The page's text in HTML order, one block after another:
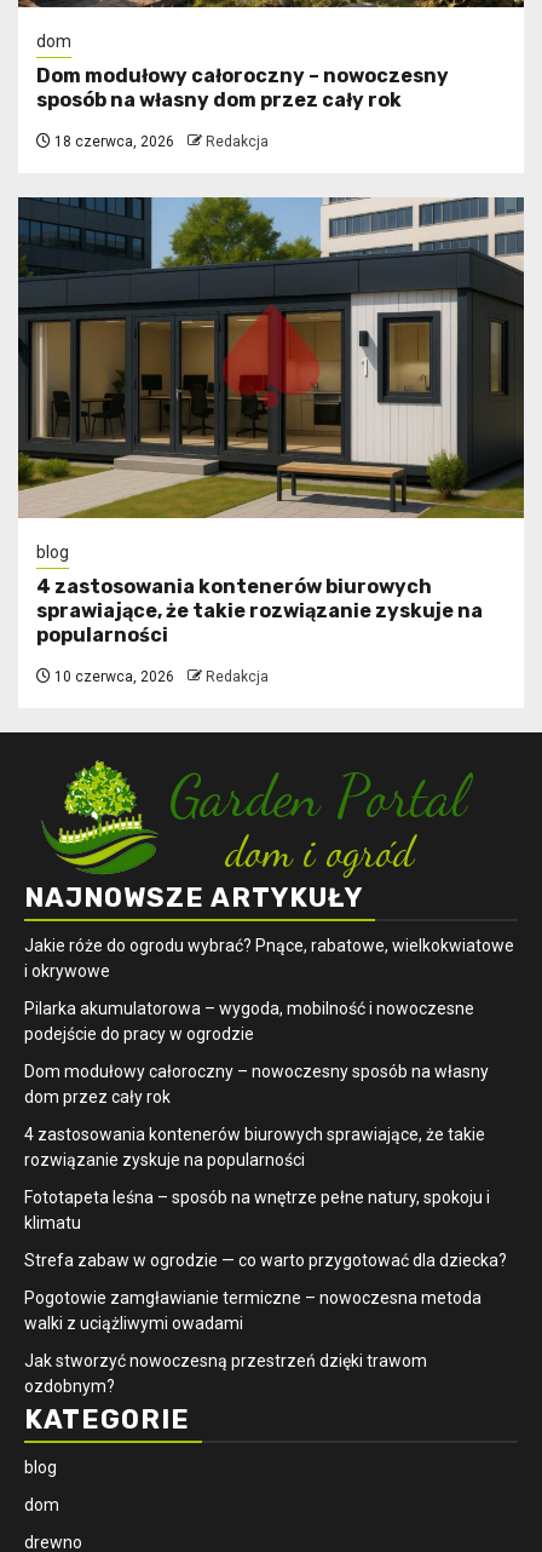
dom
Dom modułowy całoroczny – nowoczesny
sposób na własny dom przez cały rok
18 czerwca, 2026 Redakcja
blog
4 zastosowania kontenerów biurowych
sprawiające, że takie rozwiązanie zyskuje na
popularności
10 czerwca, 2026 Redakcja
NAJNOWSZE ARTYKUŁY
Jakie róże do ogrodu wybrać? Pnące, rabatowe, wielkokwiatowe
i okrywowe
Pilarka akumulatorowa – wygoda, mobilność i nowoczesne
podejście do pracy w ogrodzie
Dom modułowy całoroczny – nowoczesny sposób na własny
dom przez cały rok
4 zastosowania kontenerów biurowych sprawiające, że takie
rozwiązanie zyskuje na popularności
​Fototapeta leśna – sposób na wnętrze pełne natury, spokoju i
klimatu
Strefa zabaw w ogrodzie — co warto przygotować dla dziecka?
Pogotowie zamgławianie termiczne – nowoczesna metoda
walki z uciążliwymi owadami
Jak stworzyć nowoczesną przestrzeń dzięki trawom
ozdobnym?
KATEGORIE
blog
dom
drewno